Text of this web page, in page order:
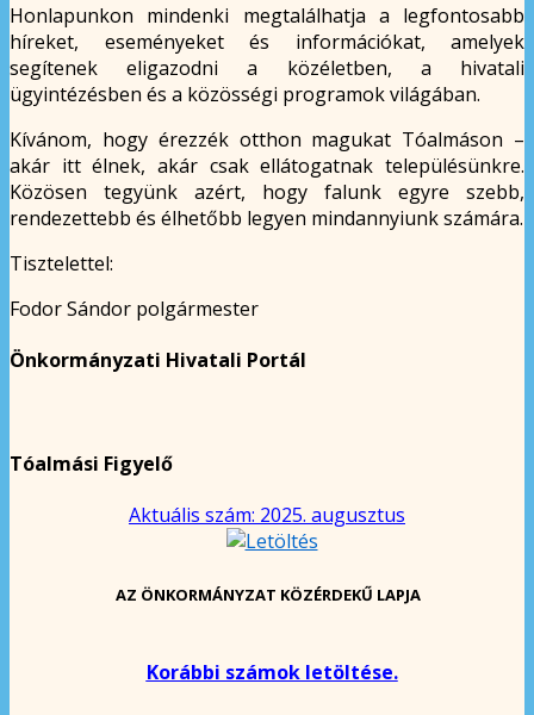
Honlapunkon mindenki megtalálhatja a legfontosabb
híreket, eseményeket és információkat, amelyek
segítenek eligazodni a közéletben, a hivatali
ügyintézésben és a közösségi programok világában.
Kívánom, hogy érezzék otthon magukat Tóalmáson –
akár itt élnek, akár csak ellátogatnak településünkre.
Közösen tegyünk azért, hogy falunk egyre szebb,
rendezettebb és élhetőbb legyen mindannyiunk számára.
Tisztelettel:
Fodor Sándor polgármester
Önkormányzati Hivatali Portál
Tóalmási Figyelő
Aktuális szám: 2025. augusztus
AZ ÖNKORMÁNYZAT KÖZÉRDEKŰ LAPJA
Korábbi számok letöltése.